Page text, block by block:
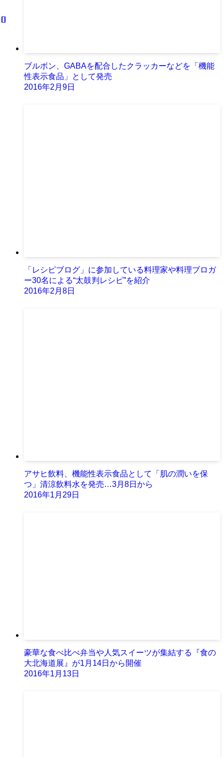
ブルボン、GABAを配合したクラッカーなどを「機能
性表示食品」として発売
2016年2月9日
「レシピブログ」に参加している料理家や料理ブロガ
ー30名による“太鼓判レシピ”を紹介
2016年2月8日
アサヒ飲料、機能性表示食品として「肌の潤いを保
つ」清涼飲料水を発売…3月8日から
2016年1月29日
豪華な食べ比べ弁当や人気スイーツが集結する『食の
大北海道展』が1月14日から開催
2016年1月13日